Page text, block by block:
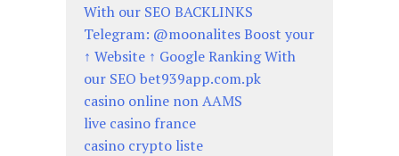
With our SEO BACKLINKS
Telegram: @moonalites Boost your
↑ Website ↑ Google Ranking With
our SEO bet939app.com.pk
casino online non AAMS
live casino france
casino crypto liste